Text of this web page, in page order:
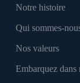
Notre histoire
Qui sommes-
Nos valeurs
Embarquez dans